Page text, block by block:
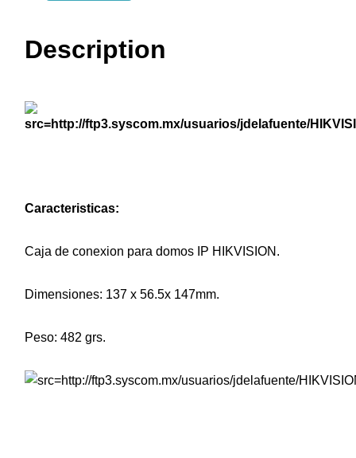
Description
Caracteristicas:
Caja de conexion para domos IP HIKVISION.
Dimensiones: 137 x 56.5x 147mm.
Peso: 482 grs.